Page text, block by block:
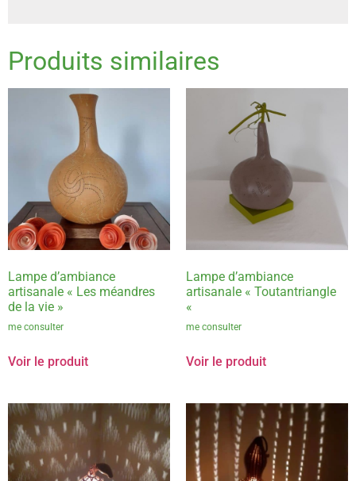
Produits similaires
Lampe d’ambiance
artisanale « Les méandres
de la vie »
me consulter
Voir le produit
Lampe d’ambiance
artisanale « Toutantriangle
«
me consulter
Voir le produit